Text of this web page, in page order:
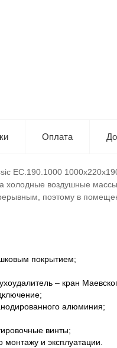
Оплата
EC.190.1000
холодные воздушные
поэтому в
покрытием;
– кран
алюминия;
винты;
монтажу и эксплуатации.